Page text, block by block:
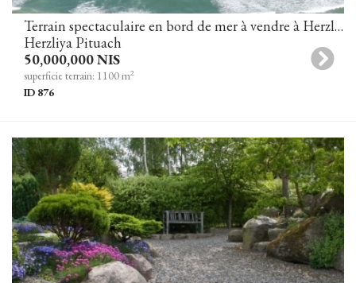
Terrain spectaculaire en bord de mer à vendre à Herzliya Pituah
Herzliya Pituach
50,000,000 NIS
superficie terrain: 1100 m2
ID 876